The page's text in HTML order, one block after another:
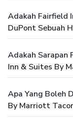
Adakah Fairfield
DuPont Sebuah
Adakah Sarapan
Inn & Suites By
Apa Yang Boleh
By Marriott